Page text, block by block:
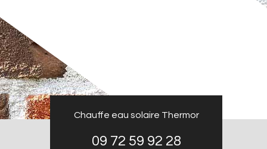
Chauffe eau solaire Thermor
09 72 59 92 28